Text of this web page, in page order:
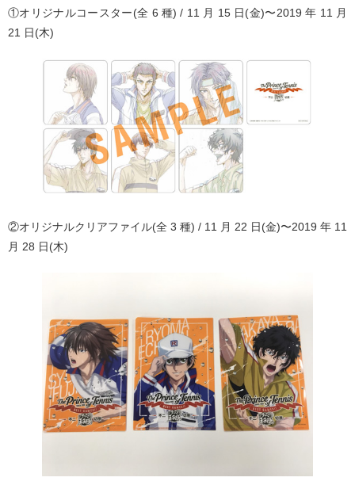
①オリジナルコースター(全 6 種) / 11 月 15 日(金)〜2019 年 11 月
21 日(木)
②オリジナルクリアファイル(全 3 種) / 11 月 22 日(金)〜2019 年 11
月 28 日(木)